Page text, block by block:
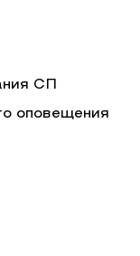
СП
оповещения